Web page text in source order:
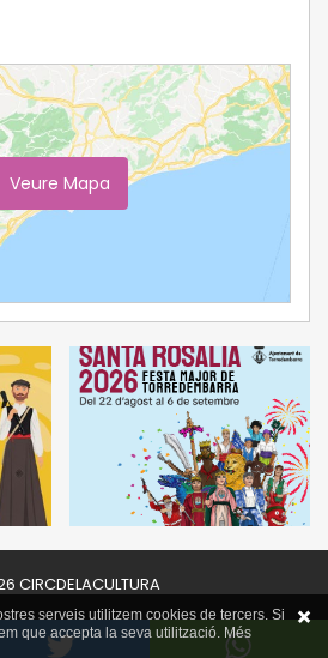
Veure Mapa
CIRCDELACULTURA
serveis utilitzem cookies de tercers. Si
que accepta la seva utilització. Més